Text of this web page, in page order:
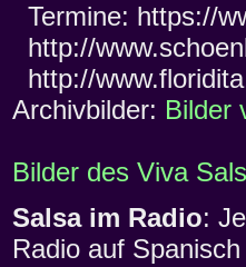
Termine: https://
http://
http://
Archivbilder: Bilder
Bilder des Viva
Salsa im Radio:
Radio auf